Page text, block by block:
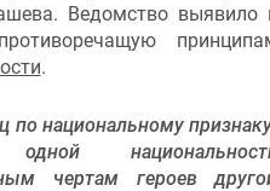
Ведомство выявило
.
по национальному
чертам героев